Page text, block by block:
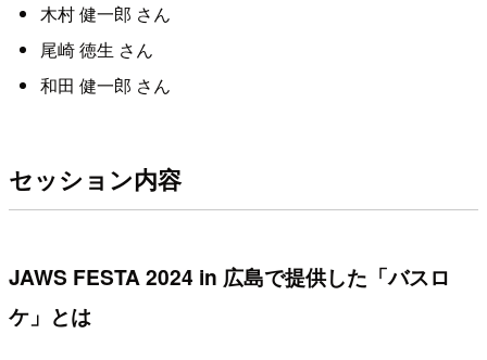
木村 健一郎 さん
尾崎 徳生 さん
和田 健一郎 さん
セッション内容
JAWS FESTA 2024 in 広島で提供した「バスロ
ケ」とは